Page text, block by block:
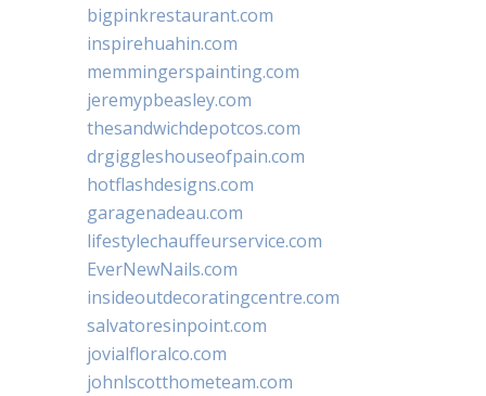
bigpinkrestaurant.com
inspirehuahin.com
memmingerspainting.com
jeremypbeasley.com
thesandwichdepotcos.com
drgiggleshouseofpain.com
hotflashdesigns.com
garagenadeau.com
lifestylechauffeurservice.com
EverNewNails.com
insideoutdecoratingcentre.com
salvatoresinpoint.com
jovialfloralco.com
johnlscotthometeam.com